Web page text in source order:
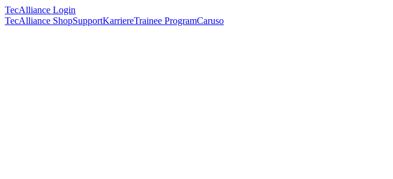
TecAlliance Login
TecAlliance ShopSupportKarriereTrainee ProgramCaruso